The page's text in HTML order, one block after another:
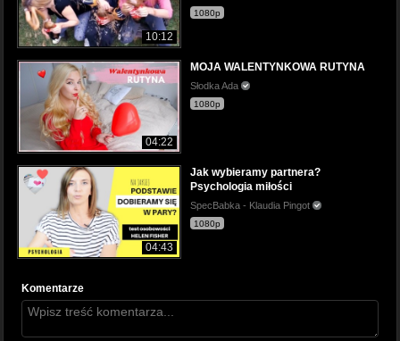
10:12
1080p
04:22
MOJA WALENTYNKOWA RUTYNA
Słodka Ada
1080p
04:43
Jak wybieramy partnera?
Psychologia miłości
SpecBabka - Klaudia Pingot
1080p
Komentarze